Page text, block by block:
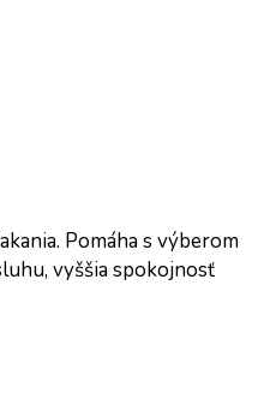
Pomáha s výberom
vyššia spokojnosť